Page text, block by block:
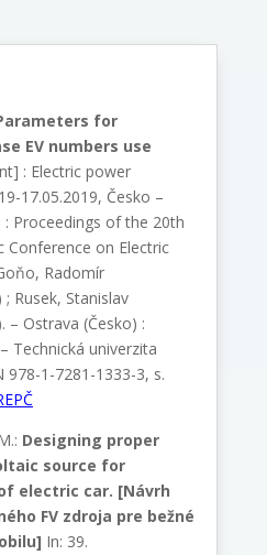
for
EV numbers use
: Electric power
17.05.2019, Česko –
: Proceedings of the 20th
Conference on Electric
Radomír
Rusek, Stanislav
Ostrava (Česko) :
Technická univerzita
978-1-7281-1333-3, s.
Designing proper
source for
electric car. [Návrh
FV zdroja pre bežné
In: 39.